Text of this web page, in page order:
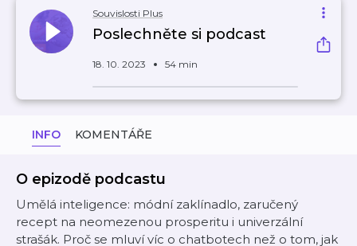
Souvislosti Plus
Poslechněte si podcast
18. 10. 2023 54 min
INFO KOMENTÁŘE
O epizodě podcastu
Umělá inteligence: módní zaklínadlo, zaručený
recept na neomezenou prosperitu i univerzální
strašák. Proč se mluví víc o chatbotech než o tom, jak